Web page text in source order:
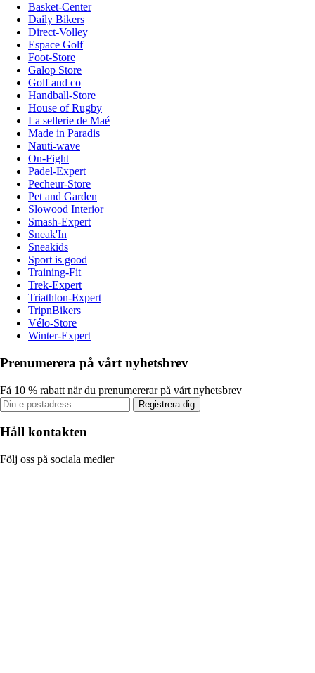
Basket-Center
Daily Bikers
Direct-Volley
Espace Golf
Foot-Store
Galop Store
Golf and co
Handball-Store
House of Rugby
La sellerie de Maé
Made in Paradis
Nauti-wave
On-Fight
Padel-Expert
Pecheur-Store
Pet and Garden
Slowood Interior
Smash-Expert
Sneak'In
Sneakids
Sport is good
Training-Fit
Trek-Expert
Triathlon-Expert
TripnBikers
Vélo-Store
Winter-Expert
Prenumerera på vårt nyhetsbrev
Få 10 % rabatt när du prenumererar på vårt nyhetsbrev
Registrera dig
Håll kontakten
Följ oss på sociala medier